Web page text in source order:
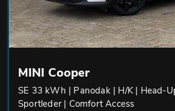
MINI Cooper
SE 33 kWh | Panodak | H/K | Head-
Sportleder | Comfort Access